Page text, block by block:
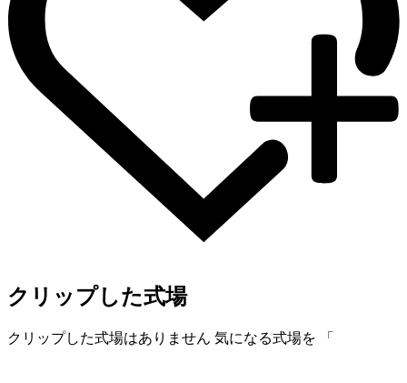
クリップした式場
クリップした式場はありません 気になる式場を 「